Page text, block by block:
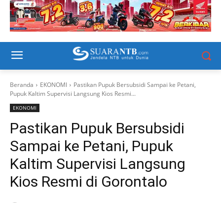
Beranda EKONOMI
Pastikan Pupuk Bersubsidi Sampai ke Petani,
Pupuk Kaltim Supervisi Langsung Kios Resmi...
EKONOMI
Pastikan Pupuk Bersubsidi
Sampai ke Petani, Pupuk
Kaltim Supervisi Langsung
Kios Resmi di Gorontalo